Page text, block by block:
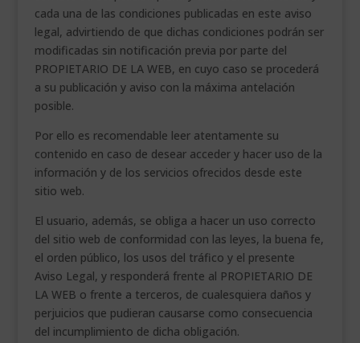
___________________________
VEURE EN CATALÀ
cada una de las condiciones publicadas en este aviso
legal, advirtiendo de que dichas condiciones podrán ser
modificadas sin notificación previa por parte del
PROPIETARIO DE LA WEB, en cuyo caso se procederá
a su publicación y aviso con la máxima antelación
posible.
Por ello es recomendable leer atentamente su
contenido en caso de desear acceder y hacer uso de la
información y de los servicios ofrecidos desde este
sitio web.
El usuario, además, se obliga a hacer un uso correcto
del sitio web de conformidad con las leyes, la buena fe,
el orden público, los usos del tráfico y el presente
Aviso Legal, y responderá frente al PROPIETARIO DE
LA WEB o frente a terceros, de cualesquiera daños y
perjuicios que pudieran causarse como consecuencia
del incumplimiento de dicha obligación.